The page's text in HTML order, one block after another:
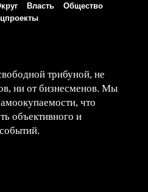
Власть
Общество
трибуной, не
ни от бизнесменов. Мы
что
объективного и